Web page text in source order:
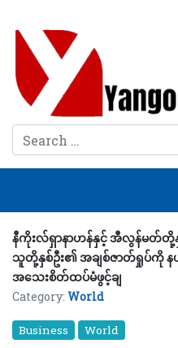
Search
နီကိုးလ်ရှာနာဟန်နှင့် အီလွန်မတ်တို့နှ
သူတို့နှစ်ဦး၏ အချစ်ဇာတ်ရှုပ်ကို
အသေးစိတ်ထပ်မံဖွင့်ချ
Category: World
Business World